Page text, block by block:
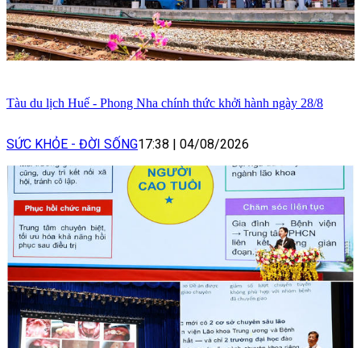
Tàu du lịch Huế - Phong Nha chính thức khởi hành ngày 28/8
SỨC KHỎE - ĐỜI SỐNG17:38 | 04/08/2026